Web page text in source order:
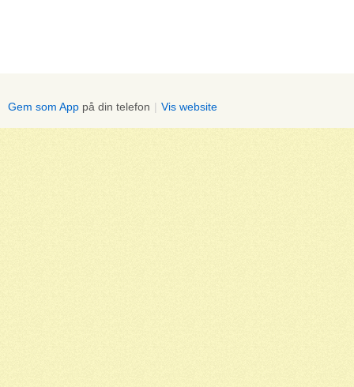
Gem som App på din telefon | Vis website